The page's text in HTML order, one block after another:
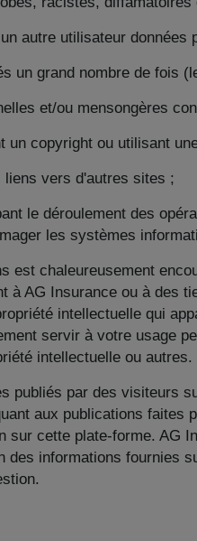
autre utilisateur données
un grand nombre de fois
et/ou mensongères
un copyright ou utilisant
vers d'autres sites ;
le déroulement des
les systèmes
est chaleureusement
à AG Insurance ou à des
intellectuelle qui
servir à votre usage
intellectuelle ou autres.
publiés par des visiteurs
aux publications
sur cette plate-forme. AG
des informations fournies